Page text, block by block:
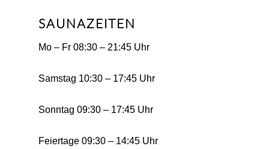
SAUNAZEITEN
Mo – Fr 08:30 – 21:45 Uhr
Samstag 10:30 – 17:45 Uhr
Sonntag 09:30 – 17:45 Uhr
Feiertage 09:30 – 14:45 Uhr